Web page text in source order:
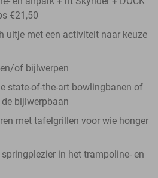
€21,50
uitje met een activiteit naar keuze
of bijlwerpen
state-of-the-art bowlingbanen of
bijlwerpbaan
met tafelgrillen voor wie honger
in het trampoline- en